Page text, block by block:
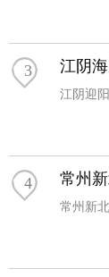
3 江阴
江阴迎
4
常州新